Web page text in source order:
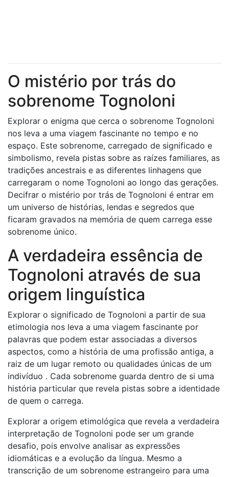
O mistério por trás do
sobrenome Tognoloni
Explorar o enigma que cerca o sobrenome Tognoloni
nos leva a uma viagem fascinante no tempo e no
espaço. Este sobrenome, carregado de significado e
simbolismo, revela pistas sobre as raízes familiares, as
tradições ancestrais e as diferentes linhagens que
carregaram o nome Tognoloni ao longo das gerações.
Decifrar o mistério por trás de Tognoloni é entrar em
um universo de histórias, lendas e segredos que
ficaram gravados na memória de quem carrega esse
sobrenome único.
A verdadeira essência de
Tognoloni através de sua
origem linguística
Explorar o significado de Tognoloni a partir de sua
etimologia nos leva a uma viagem fascinante por
palavras que podem estar associadas a diversos
aspectos, como a história de uma profissão antiga, a
raiz de um lugar remoto ou qualidades únicas de um
indivíduo . Cada sobrenome guarda dentro de si uma
história particular que revela pistas sobre a identidade
de quem o carrega.
Explorar a origem etimológica que revela a verdadeira
interpretação de Tognoloni pode ser um grande
desafio, pois envolve analisar as expressões
idiomáticas e a evolução da língua. Mesmo a
transcrição de um sobrenome estrangeiro para uma